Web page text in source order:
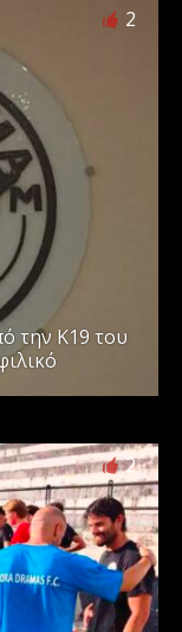
2
την Κ19 του
2